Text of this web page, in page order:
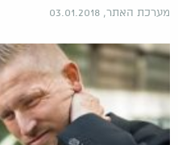
מערכת האתר, 03.01.2018